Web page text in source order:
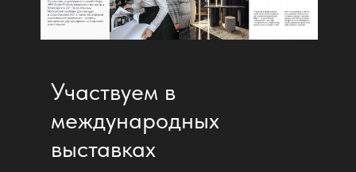
Участвуем в
международных
выставках